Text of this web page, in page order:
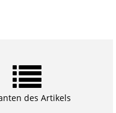
des Artikels